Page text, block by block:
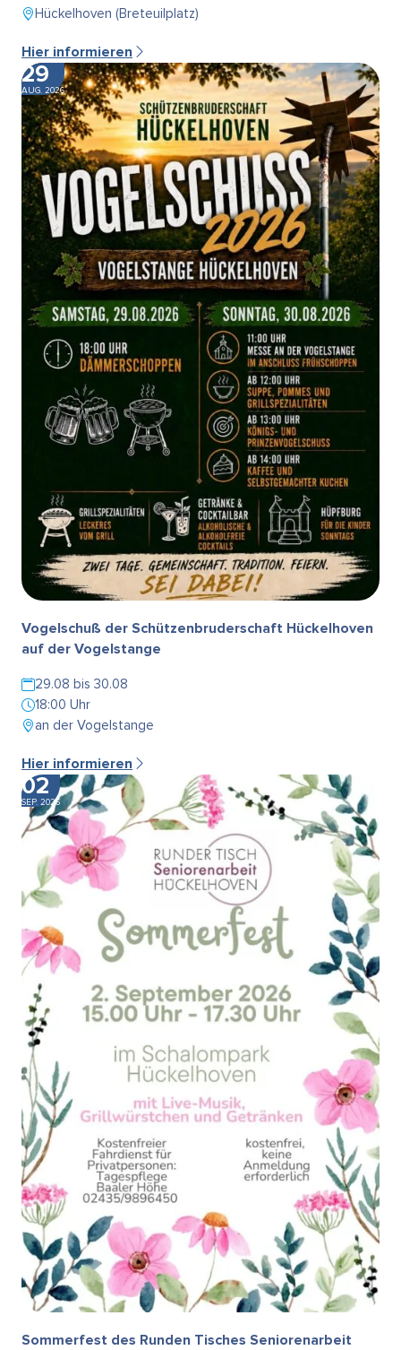
Hückelhoven (Breteuilplatz)
Hier informieren
29
AUG. 2026
Vogelschuß der Schützenbruderschaft Hückelhoven
auf der Vogelstange
29.08 bis 30.08
18:00 Uhr
an der Vogelstange
Hier informieren
02
SEP. 2026
Sommerfest des Runden Tisches Seniorenarbeit